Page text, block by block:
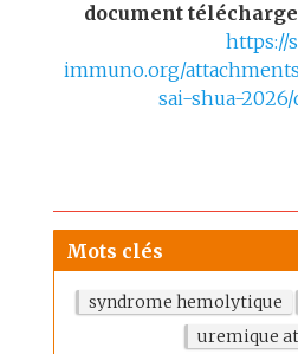
document
https://
immuno.org/
sai-shua-
Mots clés
syndrome hemolytique
uremique